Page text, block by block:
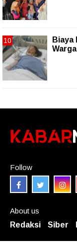
Biaya
Follow
About us
Redaksi
Siber